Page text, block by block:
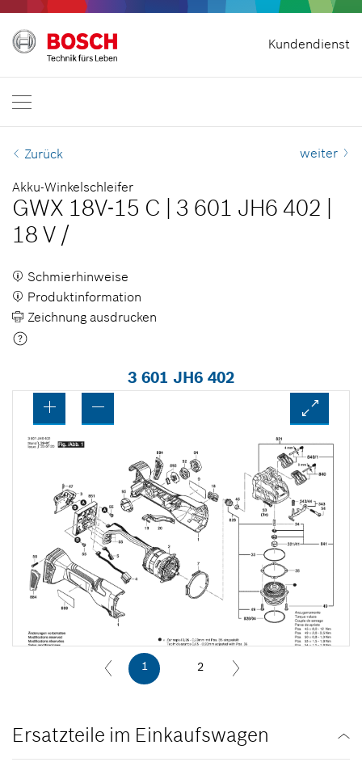
Kundendienst
Vertrag widerrufen
Bosch Professional
Zurück weiter
Akku-Winkelschleifer
GWX 18V-15 C 3 601 JH6 402
18 V /
Schmierhinweise
Produktinformation
Zeichnung ausdrucken
3 601 JH6 402
1 2
Ersatzteile im Einkaufswagen